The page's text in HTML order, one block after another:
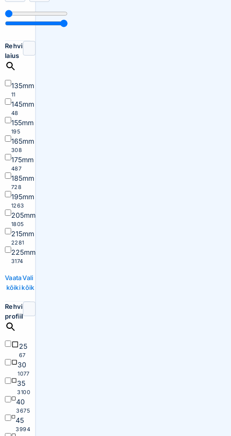
Rehvi
laius
135mm
11
145mm
48
155mm
195
165mm
308
175mm
487
185mm
728
195mm
1263
205mm
1805
215mm
2281
225mm
3174
Vaata
kõiki
Vali
kõik
Rehvi
profiil
25
67
30
1077
35
3100
40
3675
45
3994